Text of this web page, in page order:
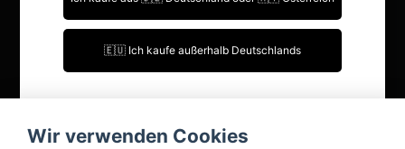
Ich bin über 18 Jahre alt.
Ich bin unter 18 Jahre alt.
Kontakt
FAQ
Mein Konto
🇪🇺 Ich kaufe außerhalb Deutschlands
Wir verwenden Cookies